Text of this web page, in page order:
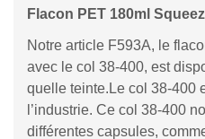
Flacon PET 180ml
Notre article F593A, le
avec le col 38-400, est
quelle teinte.Le col 38-400
l’industrie. Ce col 38-400
différentes capsules,